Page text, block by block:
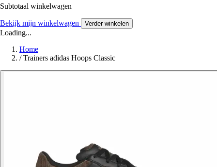
Subtotaal winkelwagen
Bekijk mijn winkelwagen Verder winkelen
Loading...
Home
/ Trainers adidas Hoops Classic